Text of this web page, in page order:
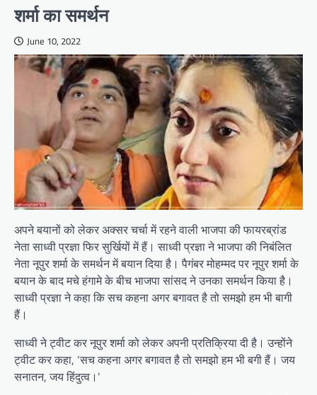
शर्मा का समर्थन
June 10, 2022
अपने बयानों को लेकर अक्सर चर्चा में रहने वाली भाजपा की फायरब्रांड
नेता साध्वी प्रज्ञा फिर सुर्खियों में हैं। साध्वी प्रज्ञा ने भाजपा की निबंलित
नेता नूपुर शर्मा के समर्थन में बयान दिया है। पैगंबर मोहम्मद पर नूपुर शर्मा के
बयान के बाद मचे हंगामे के बीच भाजपा सांसद ने उनका समर्थन किया है।
साध्वी प्रज्ञा ने कहा कि सच कहना अगर बगावत है तो समझो हम भी बागी
हैं।
साध्वी ने ट्वीट कर नूपुर शर्मा को लेकर अपनी प्रतिक्रिया दी है। उन्होंने
ट्वीट कर कहा, ‘सच कहना अगर बगावत है तो समझो हम भी बगी हैं। जय
सनातन, जय हिंदुत्व।’